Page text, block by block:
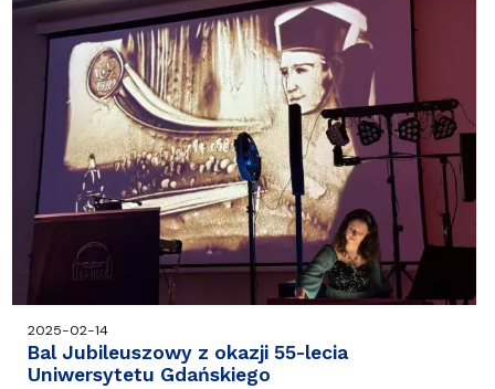
2025-02-14
Bal Jubileuszowy z okazji 55-lecia
Uniwersytetu Gdańskiego